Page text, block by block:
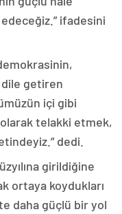
ifadesini
dile getiren
içi gibi
olarak telakki etmek,
dedi.
girildiğine
ortaya koydukları
daha güçlü bir yol